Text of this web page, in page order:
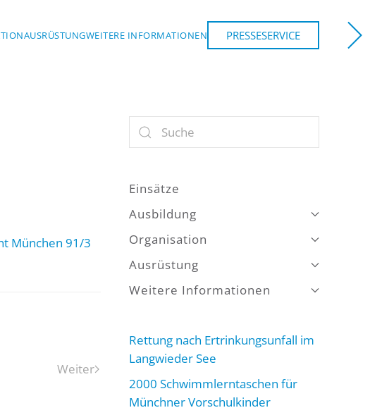
AUSRÜSTUNGWEITERE INFORMATIONEN PRESSESERVICE
München 91/3
Weiter
Einsätze
Ausbildung
Organisation
Ausrüstung
Weitere Informationen
Rettung nach Ertrinkungsunfall im
Langwieder See
2000 Schwimmlerntaschen für
Münchner Vorschulkinder